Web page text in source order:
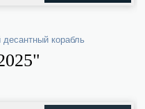
корабль